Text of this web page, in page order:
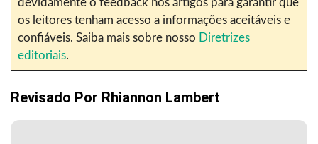
devidamente o feedback nos artigos para garantir que
os leitores tenham acesso a informações aceitáveis e
confiáveis. Saiba mais sobre nosso Diretrizes
editoriais.
Revisado Por Rhiannon Lambert